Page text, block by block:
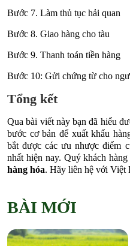
Bước 7. Làm thủ tục hải quan
Bước 8. Giao hàng cho tàu
Bước 9. Thanh toán tiền hàng
Bước 10: Gửi chứng từ cho
Tổng kết
Qua bài viết này bạn đã hiểu
bước cơ bản để xuất khẩu
bắt được các ưu nhược điểm
nhất hiện nay. Quý khách
hàng hóa. Hãy liên hệ với Việt
BÀI MỚI